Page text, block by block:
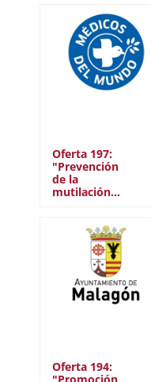
Oferta 197:
"Prevención
de la
mutilación…
Oferta 194: